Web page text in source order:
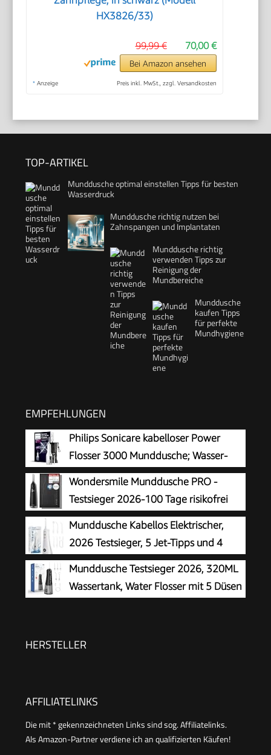
HX3826/33)
70,00 €
99,99 €
Bei Amazon ansehen
* Anzeige Preis inkl. MwSt., zzgl. Versandkosten
TOP-ARTIKEL
Munddusche optimal einstellen Tipps für besten
Wasserdruck
Munddusche richtig nutzen bei
Zahnspangen und Implantaten
Munddusche richtig
verwenden Tipps zur
Reinigung der
Mundbereiche
Munddusche
kaufen Tipps
für perfekte
Mundhygiene
EMPFEHLUNGEN
Philips Sonicare kabelloser Power
Flosser 3000 Munddusche; Wasser-
Flosser für Zähne, Zahnfleisch und
Zahnpflege, weiß (Modell HX3826/31)
Wondersmile Munddusche PRO -
Testsieger 2026-100 Tage risikofrei
testen -SmoothFlow-Technologie für
optimale Zahn- & Zahnfleischpflege - 5 Modi -
PowerAkku 30 Tagen Laufzeit
Munddusche Kabellos Elektrischer,
2026 Testsieger, 5 Jet-Tipps und 4
Modi, Smart-Display, Zahnpflege und
Zahnreinigung Zwischenräume, Mundpflege,
Großer Tank, IPX7 Wasserdicht, für Hause und
Munddusche Testsieger 2026, 320ML
Wassertank, Water Flosser mit 5 Düsen
Enthusiasten Tägliche und Reisen(Schwarz)
HERSTELLER
AFFILIATELINKS
Die mit * gekennzeichneten Links sind sog. Affiliatelinks.
Als Amazon-Partner verdiene ich an qualifizierten Käufen!